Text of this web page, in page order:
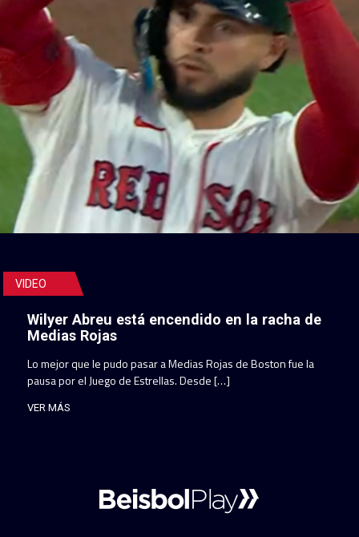
VIDEO
Wilyer Abreu está encendido en la racha de
Medias Rojas
Lo mejor que le pudo pasar a Medias Rojas de Boston fue la
pausa por el Juego de Estrellas. Desde […]
VER MÁS